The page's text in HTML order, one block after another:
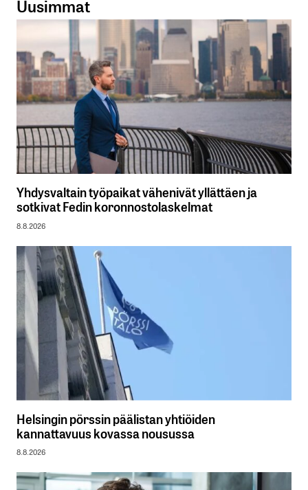
Uusimmat
Yhdysvaltain työpaikat vähenivät yllättäen ja
sotkivat Fedin koronnostolaskelmat
8.8.2026
Helsingin pörssin päälistan yhtiöiden
kannattavuus kovassa nousussa
8.8.2026